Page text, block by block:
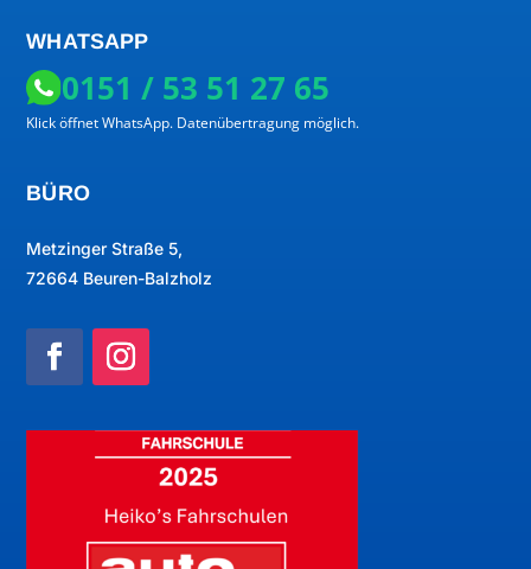
WHATSAPP
0151 / 53 51 27 65
Klick öffnet WhatsApp. Datenübertragung möglich.
BÜRO
Metzinger Straße 5,
72664 Beuren-Balzholz